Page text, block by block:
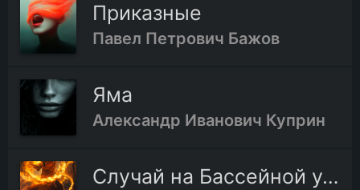
Приказные
Павел Петрович Бажов
Яма
Александр Иванович Куприн
Случай на Бассейной улице